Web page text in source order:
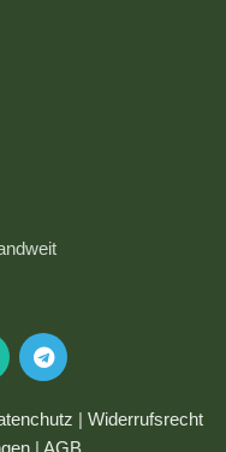
| Widerrufsrecht
| AGB